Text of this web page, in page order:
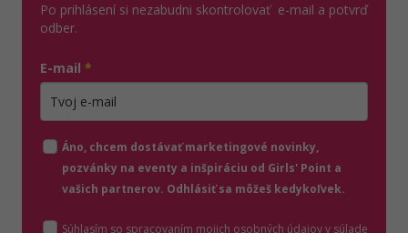
Po prihlásení si nezabudni skontrolovať e-mail a potvrď
odber.
E-mail *
Áno, chcem dostávať marketingové novinky,
pozvánky na eventy a inšpiráciu od Girls' Point a
vašich partnerov. Odhlásiť sa môžeš kedykoľvek.
Súhlasím so spracovaním mojich osobných údajov v súlade